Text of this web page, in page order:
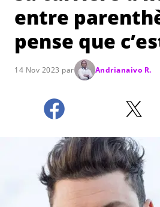
entre
pense que
14 Nov 2023 par Andrianaivo R.